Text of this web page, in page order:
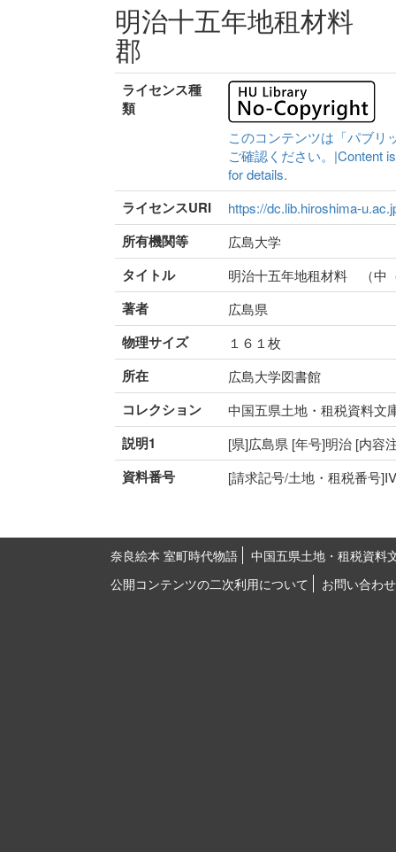
明治十五年地租材料
郡
ライセンス種
類
このコンテンツは「パブリ
ご確認ください。|Content
for details.
ライセンスURI https://dc.lib.hiroshima-
所有機関等 広島大学
タイトル 明治十五年地租材料 （中
著者 広島県
物理サイズ １６１枚
所在 広島大学図書館
コレクション 中国五県土地・租税資料文
説明1 [県]広島県 [年号]明治 [内容
資料番号 [請求記号/土地・租税番号
奈良絵本 室町時代物語
中国五県土地・租税資料
公開コンテンツの二次利用について
お問い合わせ